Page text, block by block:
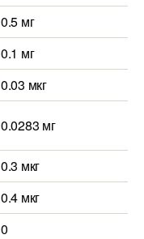
0.5 мг
0.1 мг
0.03 мкг
0.0283 мг
0.3 мкг
0.4 мкг
0